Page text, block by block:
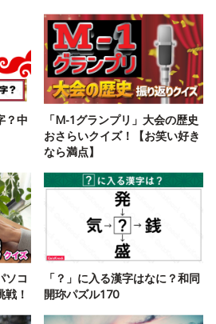
？中
「M-1グランプリ」大会の歴史
おさらいクイズ！【お笑い好き
なら満点】
ソコ
！
「？」に入る漢字はなに？和同
開珎パズル170